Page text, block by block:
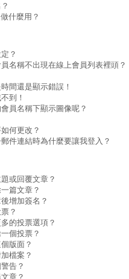
什麼用？
？
名稱不出現在線上會員列表裡頭？
間還是顯示錯誤！
到！
員名稱下顯示圖像呢？
何更改？
件連結時為什麼要讓我登入？
或回覆文章？
篇文章？
增加簽名？
？
的投票選項？
個投票？
版面？
檔案？
告？
章？